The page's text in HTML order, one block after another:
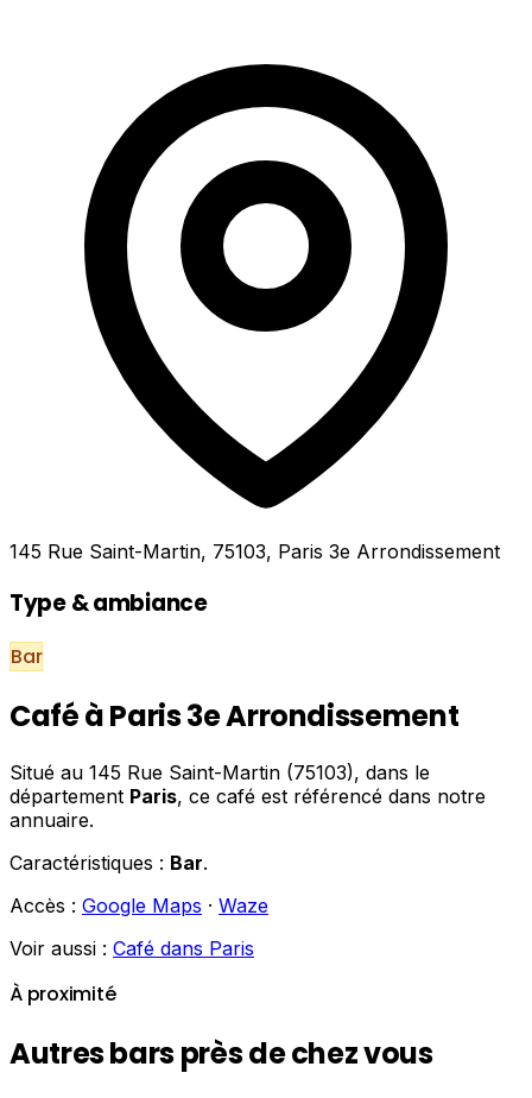
145 Rue Saint-Martin, 75103, Paris 3e Arrondissement
Type & ambiance
Bar
Café à Paris 3e Arrondissement
Situé au 145 Rue Saint-Martin (75103), dans le
département Paris, ce café est référencé dans notre
annuaire.
Caractéristiques : Bar.
Accès : Google Maps · Waze
Voir aussi : Café dans Paris
À proximité
Autres bars près de chez vous